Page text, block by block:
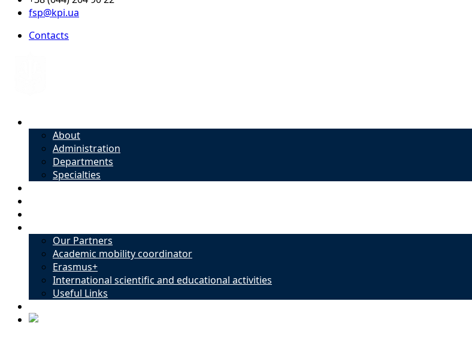
fsp@kpi.ua
Contacts
About
Administration
Departments
Specialties
Our Partners
Academic mobility coordinator
Erasmus+
International scientific and educational activities
Useful Links